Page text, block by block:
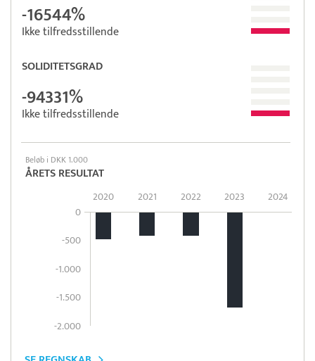
-16544%
Ikke tilfredsstillende
SOLIDITETSGRAD
-94331%
Ikke tilfredsstillende
Beløb i DKK 1.000
ÅRETS RESULTAT
0
-500
-1.000
-1.500
-2.000
2020 2021 2022 2023 2024